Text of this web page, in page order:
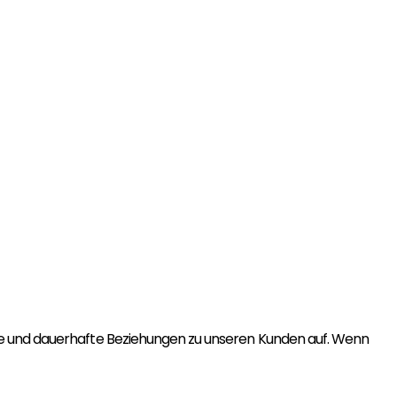
dauerhafte Beziehungen zu unseren Kunden auf. Wenn